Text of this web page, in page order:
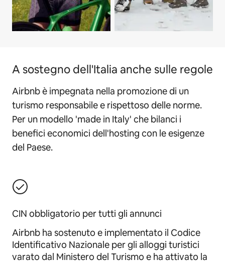
A sostegno dell'Italia anche sulle regole
Airbnb è impegnata nella promozione di un
turismo responsabile e rispettoso delle norme.
Per un modello 'made in Italy' che bilanci i
benefici economici dell'hosting con le esigenze
del Paese.
CIN obbligatorio per tutti gli annunci
Airbnb ha sostenuto e implementato il Codice
Identificativo Nazionale per gli alloggi turistici
varato dal Ministero del Turismo e ha attivato la